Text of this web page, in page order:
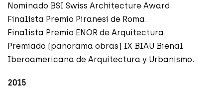
Nominado BSI Swiss Architecture Award.
Finalista Premio Piranesi de Roma.
Finalista Premio ENOR de Arquitectura.
Premiado (panorama obras) IX BIAU Bienal
Iberoamericana de Arquitectura y Urbanismo.
2015